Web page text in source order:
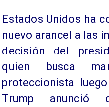
Estados Unidos ha
nuevo arancel a las
decisión del
quien busca
proteccionista
Trump anunció